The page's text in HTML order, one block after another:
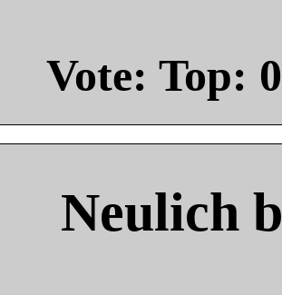
Vote: Top: 0
Neulich